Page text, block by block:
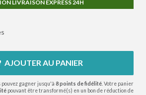
LIVRAISON EXPRESS 24H
AJOUTER AU PANIER
pouvez gagner jusqu'à 8points de fidélité . Votre panier
pouvant être transformé(s) en un bon de réduction de